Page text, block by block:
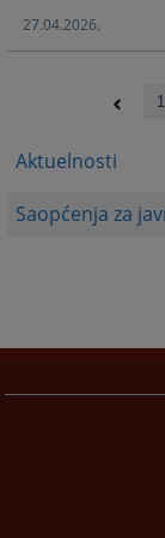
Aktuelnosti
Saopćenja za
27.04.2026.
1